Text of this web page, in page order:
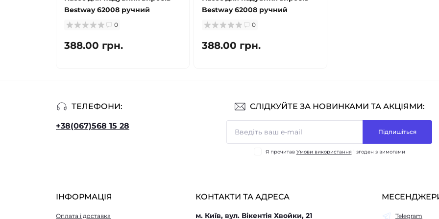
Bestway 62008 ручний
0
388.00 грн.
Bestway 62008 ручний
0
388.00 грн.
ТЕЛЕФОНИ:
+38(067)568 15 28
СЛІДКУЙТЕ ЗА НОВИНКАМИ ТА АКЦІЯМИ:
Підпишіться
Я прочитав Умови використання і згоден з вимогами
ІНФОРМАЦІЯ
Оплата і доставка
КОНТАКТИ ТА АДРЕСА
м. Київ, вул. Вікентія Хвойки, 21 Telegram